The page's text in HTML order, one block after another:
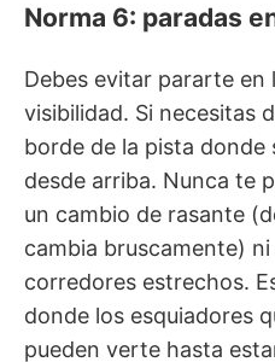
Norma 6: paradas
Debes evitar pararte en
visibilidad. Si necesitas
borde de la pista donde
desde arriba. Nunca te
un cambio de rasante
cambia bruscamente)
corredores estrechos.
donde los esquiadores
pueden verte hasta